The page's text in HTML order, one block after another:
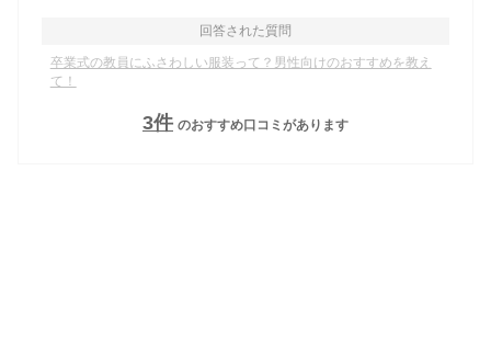
回答された質問
卒業式の教員にふさわしい服装って？男性向けのおすすめを教え
て！
3件 のおすすめ口コミがあります